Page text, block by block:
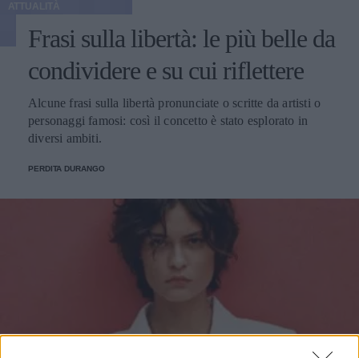
Frasi sulla libertà: le più belle da
condividere e su cui riflettere
Alcune frasi sulla libertà pronunciate o scritte da artisti o
personaggi famosi: così il concetto è stato esplorato in
diversi ambiti.
PERDITA DURANGO